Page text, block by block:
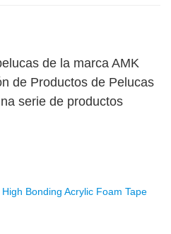
de la marca AMK
de Productos de Pelucas
serie de productos
el amor y la
marca AMK se ha